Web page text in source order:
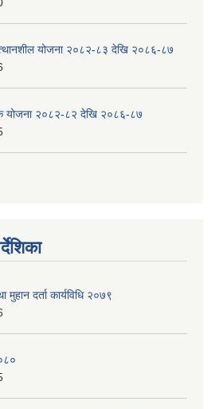
योजना २०८२-८३ देखि २०८६-८७
योजना २०८२-८२ देखि २०८६-८७
दर्ता कार्यविधि २०७९